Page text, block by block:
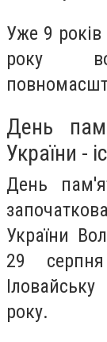
Уже 9 років
року
День
України -
День
України
29
року.